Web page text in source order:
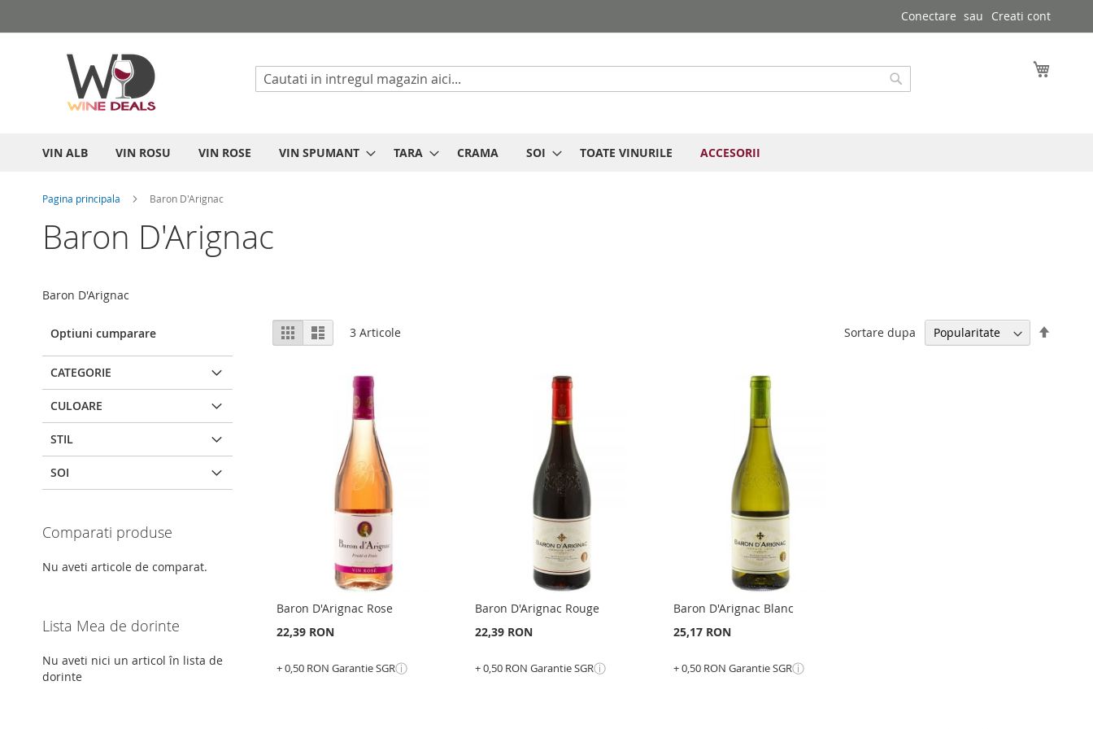
la
Conectare Creati cont
Cautare
VIN ALB VIN ROSU VIN ROSE VIN SPUMANT TARA CRAMA SOI TOATE VINURILE ACCESORII
Pagina principala Baron D'Arignac
Baron D'Arignac
Baron D'Arignac
Vizualizare
ca
Grila List 3 Articole Sortare dupa
Baron D'Arignac Rose
22,39 RON
+ 0,50 RON Garantie SGRⓘ
Baron D'Arignac Rouge
22,39 RON
+ 0,50 RON Garantie SGRⓘ
Baron D'Arignac Blanc
25,17 RON
+ 0,50 RON Garantie SGRⓘ
Optiuni cumparare
CATEGORIE
CULOARE
STIL
SOI
Comparati produse
Nu aveti articole de comparat.
Lista Mea de dorinte
Nu aveti nici un articol în lista de
dorinte